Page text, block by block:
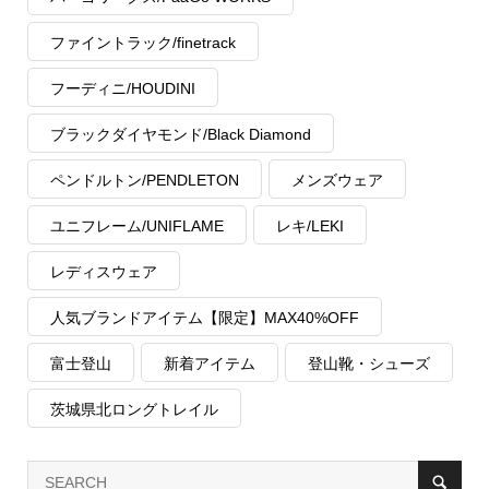
ファイントラック/finetrack
フーディニ/HOUDINI
ブラックダイヤモンド/Black Diamond
ペンドルトン/PENDLETON メンズウェア
ユニフレーム/UNIFLAME レキ/LEKI
レディスウェア
人気ブランドアイテム【限定】MAX40%OFF
富士登山 新着アイテム 登山靴・シューズ
茨城県北ロングトレイル